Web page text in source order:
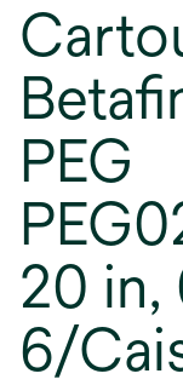
PEG
20 in,
6/